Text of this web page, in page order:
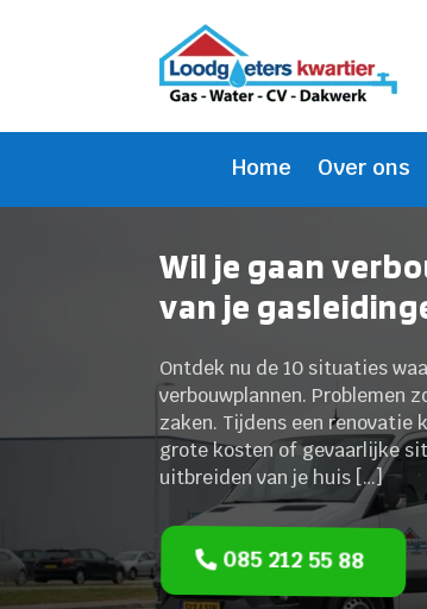
Home Over ons
Wil je gaan
van je
Ontdek nu de 10 situaties
verbouwplannen. Problemen
zaken. Tijdens een
grote kosten of gevaarlijke
uitbreiden van je huis […]
085 212 55 88